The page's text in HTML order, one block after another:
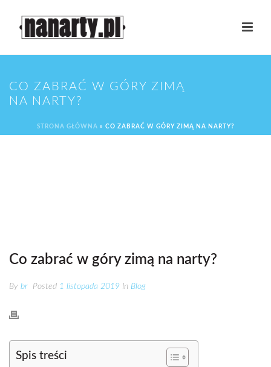
CO ZABRAĆ W GÓRY ZIMĄ
NA NARTY?
STRONA GŁÓWNA » CO ZABRAĆ W GÓRY ZIMĄ NA NARTY?
Co zabrać w góry zimą na narty?
By br Posted 1 listopada 2019 In Blog
Spis treści